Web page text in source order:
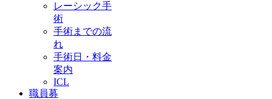
レーシック手
術
手術までの流
れ
手術日・料金
案内
ICL
職員募